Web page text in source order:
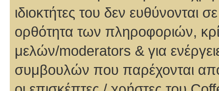
ιδιοκτήτες του δεν ευθύνονται
ορθότητα των πληροφοριών,
μελών/moderators & για
συμβουλών που παρέχονται